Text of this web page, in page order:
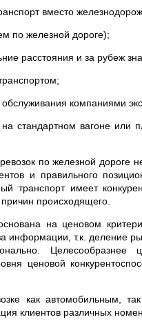
вместо
по железной дороге);
расстояния и за рубеж
компаниями
стандартном вагоне или
по железной дороге
и правильного
транспорт имеет
происходящего.
на ценовом
информации, т.к. деление
Целесообразнее
ценовой
как автомобильным,
клиентов различных